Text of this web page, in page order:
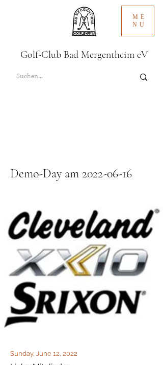
ME
NU
Golf-Club Bad Mergentheim eV
Demo-Day am 2022-06-16
Sunday, June 12, 2022